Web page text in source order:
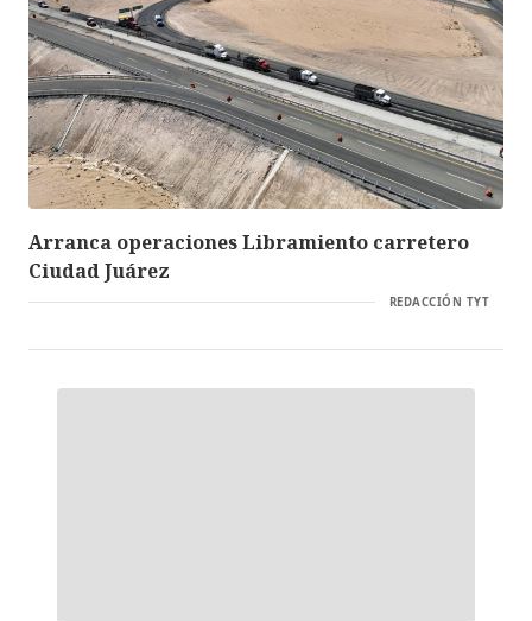
Arranca operaciones Libramiento carretero
Ciudad Juárez
REDACCIÓN TYT